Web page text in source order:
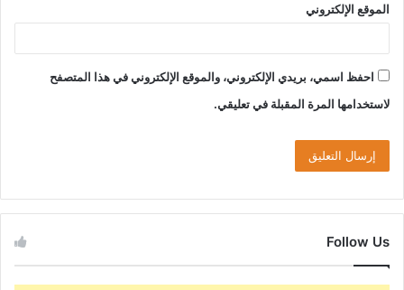
الموقع الإلكتروني
احفظ اسمي، بريدي الإلكتروني، والموقع الإلكتروني في هذا المتصفح
لاستخدامها المرة المقبلة في تعليقي.
Follow Us